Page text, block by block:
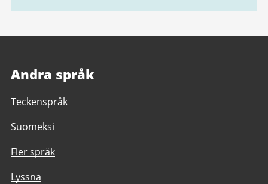
Andra språk
Teckenspråk
Suomeksi
Fler språk
Lyssna